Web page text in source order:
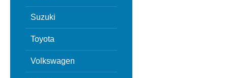
Suzuki
Toyota
Volkswagen